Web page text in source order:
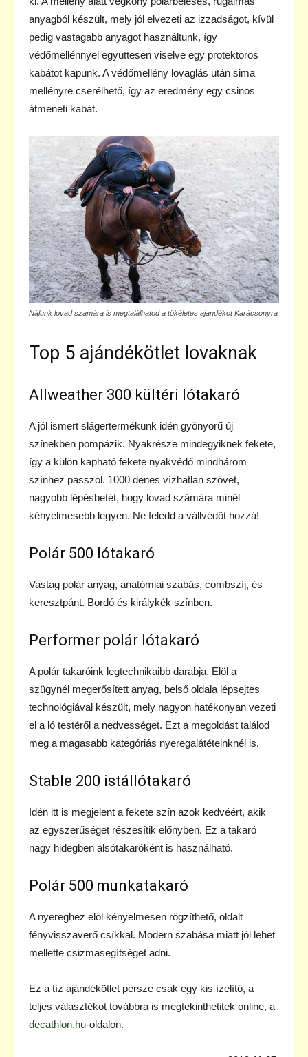
anyagból készült, mely jól elvezeti az izzadságot, kívül
pedig vastagabb anyagot használtunk, így
védőmellénnyel együttesen viselve egy protektoros
kabátot kapunk. A védőmellény lovaglás után sima
mellényre cserélhető, így az eredmény egy csinos
átmeneti kabát.
Nálunk lovad számára is megtalálhatod a tökéletes ajándékot Karácsonyra
Top 5 ajándékötlet lovaknak
Allweather 300 kültéri lótakaró
A jól ismert slágertermékünk idén gyönyörű új
színekben pompázik. Nyakrésze mindegyiknek fekete,
így a külön kapható fekete nyakvédő mindhárom
színhez passzol. 1000 denes vízhatlan szövet,
nagyobb lépésbetét, hogy lovad számára minél
kényelmesebb legyen. Ne feledd a vállvédőt hozzá!
Polár 500 lótakaró
Vastag polár anyag, anatómiai szabás, combszíj, és
keresztpánt. Bordó és királykék színben.
Performer polár lótakaró
A polár takaróink legtechnikaibb darabja. Elöl a
szügynél megerősített anyag, belső oldala lépsejtes
technológiával készült, mely nagyon hatékonyan vezeti
el a ló testéről a nedvességet. Ezt a megoldást találod
meg a magasabb kategóriás nyeregalátéteinknél is.
Stable 200 istállótakaró
Idén itt is megjelent a fekete szín azok kedvéért, akik
az egyszerűséget részesítik előnyben. Ez a takaró
nagy hidegben alsótakaróként is használható.
Polár 500 munkatakaró
A nyereghez elöl kényelmesen rögzíthető, oldalt
fényvisszaverő csíkkal. Modern szabása miatt jól lehet
mellette csizmasegítséget adni.
Ez a tíz ajándékötlet persze csak egy kis ízelítő, a
teljes választékot továbbra is megtekinthetitek online, a
decathlon.hu-oldalon.